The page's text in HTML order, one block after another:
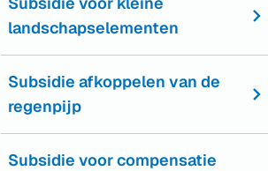
landschapselementen
Subsidie afkoppelen van de
regenpijp
Subsidie voor compensatie